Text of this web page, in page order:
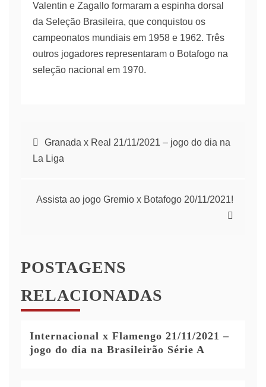
Valentin e Zagallo formaram a espinha dorsal
da Seleção Brasileira, que conquistou os
campeonatos mundiais em 1958 e 1962. Três
outros jogadores representaram o Botafogo na
seleção nacional em 1970.
Navegação
artigos
Granada x Real 21/11/2021 – jogo do dia na
La Liga
Assista ao jogo Gremio x Botafogo 20/11/2021!
POSTAGENS
RELACIONADAS
Internacional x Flamengo 21/11/2021 –
jogo do dia na Brasileirão Série A